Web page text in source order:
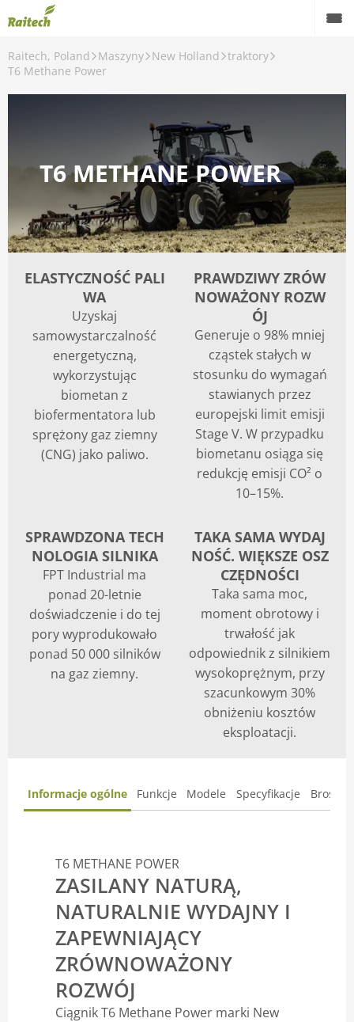
Raitech, Poland Maszyny New Holland traktory
T6 Methane Power
T6 METHANE POWER
ELASTYCZNOŚĆ PALI
WA
Uzyskaj
samowystarczalność
energetyczną,
wykorzystując
biometan z
biofermentatora lub
sprężony gaz ziemny
(CNG) jako paliwo.
PRAWDZIWY ZRÓW
NOWAŻONY ROZW
ÓJ
Generuje o 98% mniej
cząstek stałych w
stosunku do wymagań
stawianych przez
europejski limit emisji
Stage V. W przypadku
biometanu osiąga się
redukcję emisji CO² o
10–15%.
SPRAWDZONA TECH
NOLOGIA SILNIKA
FPT Industrial ma
ponad 20-letnie
doświadczenie i do tej
pory wyprodukowało
ponad 50 000 silników
na gaz ziemny.
TAKA SAMA WYDAJ
NOŚĆ. WIĘKSZE OSZ
CZĘDNOŚCI
Taka sama moc,
moment obrotowy i
trwałość jak
odpowiednik z silnikiem
wysokoprężnym, przy
szacunkowym 30%
obniżeniu kosztów
eksploatacji.
Informacje ogólne Funkcje Modele Specyfikacje
T6 METHANE POWER
ZASILANY NATURĄ,
NATURALNIE WYDAJNY I
ZAPEWNIAJĄCY
ZRÓWNOWAŻONY
ROZWÓJ
Ciągnik T6 Methane Power marki New
Maszyny
Serwis
Rolnictwo precyzyjne
Finansowanie
Kariera
O nas
Kontakt
Blog